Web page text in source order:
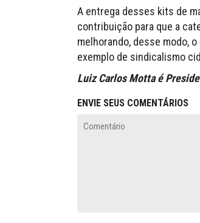
A entrega desses kits de
contribuição para que a
melhorando, desse modo,
exemplo de sindicalismo
Luiz Carlos Motta é
ENVIE SEUS COMENTÁRIOS